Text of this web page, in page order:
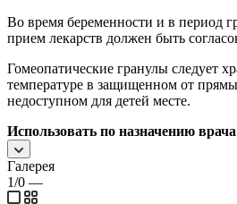
Во время беременности и в период
прием лекарств должен быть
Гомеопатические гранулы следует
температуре в защищенном от
недоступном для детей месте.
Использовать по назначению врача
Галерея
1/0 —